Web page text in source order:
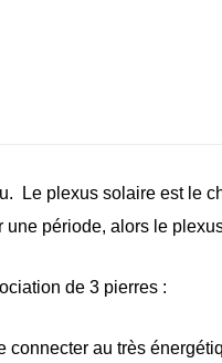
Le plexus solaire est le
une période, alors le
de 3 pierres :
connecter au très